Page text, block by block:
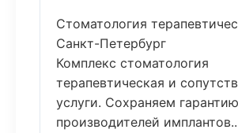
Стоматология
Санкт-Петербург
Комплекс стоматология
терапевтическая и
услуги. Сохраняем гарантию
производителей